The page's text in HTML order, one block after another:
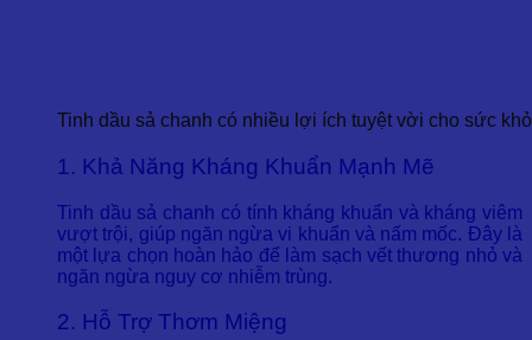
Tinh dầu sả chanh có nhiều lợi ích tuyệt vời cho sức
1. Khả Năng Kháng Khuẩn Mạnh Mẽ
Tinh dầu sả chanh có tính kháng khuẩn và kháng viêm
vượt trội, giúp ngăn ngừa vi khuẩn và nấm mốc. Đây là
một lựa chọn hoàn hảo để làm sạch vết thương nhỏ và
ngăn ngừa nguy cơ nhiễm trùng.
2. Hỗ Trợ Thơm Miệng